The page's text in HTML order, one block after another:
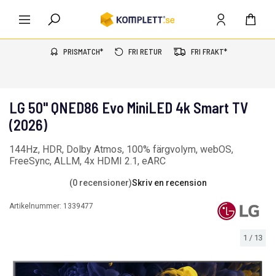
PRISMATCH* FRI RETUR FRI FRAKT*
1 / 13
LG 50" QNED86 Evo MiniLED 4k Smart TV
(2026)
144Hz, HDR, Dolby Atmos, 100% färgvolym, webOS,
FreeSync, ALLM, 4x HDMI 2.1, eARC
(0 recensioner)Skriv en recension
Artikelnummer: 1339477